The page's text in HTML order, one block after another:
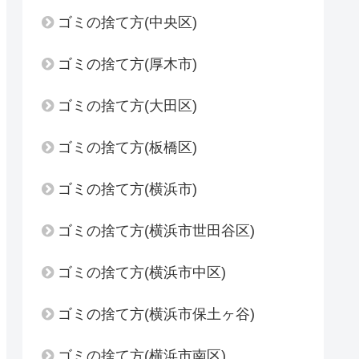
ゴミの捨て方(中央区)
ゴミの捨て方(厚木市)
ゴミの捨て方(大田区)
ゴミの捨て方(板橋区)
ゴミの捨て方(横浜市)
ゴミの捨て方(横浜市世田谷区)
ゴミの捨て方(横浜市中区)
ゴミの捨て方(横浜市保土ヶ谷)